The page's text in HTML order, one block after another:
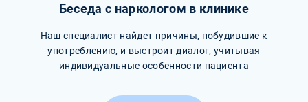
Беседа с наркологом в клинике
Наш специалист найдет причины, побудившие к
употреблению, и выстроит диалог, учитывая
индивидуальные особенности пациента